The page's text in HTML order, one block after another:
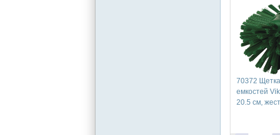
70372
емкостей
20.5 см,